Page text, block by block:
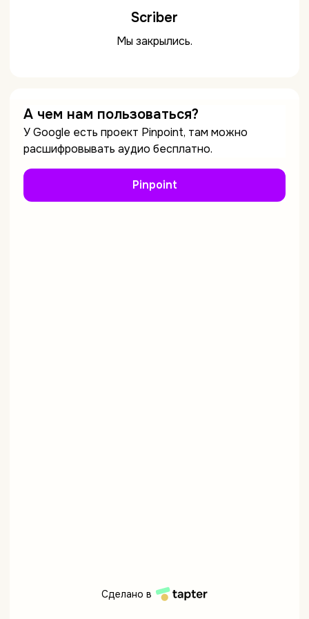
Scriber
Мы закрылись.
А чем нам пользоваться?
У Google есть проект Pinpoint, там можно
расшифровывать аудио бесплатно.
Pinpoint
Сделано в